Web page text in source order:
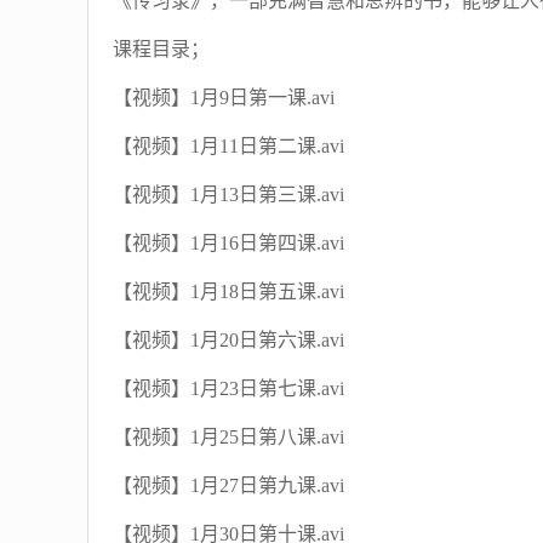
课程目录；
【视频】1月9日第一课.avi
【视频】1月11日第二课.avi
【视频】1月13日第三课.avi
【视频】1月16日第四课.avi
【视频】1月18日第五课.avi
【视频】1月20日第六课.avi
【视频】1月23日第七课.avi
【视频】1月25日第八课.avi
【视频】1月27日第九课.avi
【视频】1月30日第十课.avi